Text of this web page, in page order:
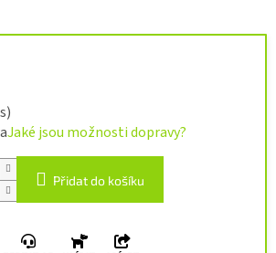
Jaké jsou možnosti dopravy?
Přidat do košíku